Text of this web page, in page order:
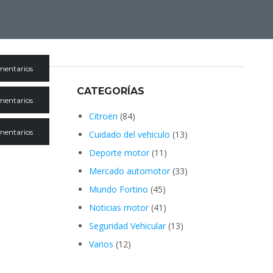
CATEGORÍAS
Citroën (84)
Cuidado del vehiculo (13)
Deporte motor(11)
Mercado automotor(33)
Mundo Fortino (45)
Noticias motor(41)
Seguridad Vehicular(13)
Varios (12)